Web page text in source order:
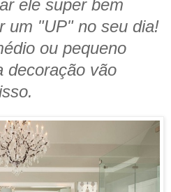
ele super bem
um "UP" no seu dia!
ou pequeno
decoração vão